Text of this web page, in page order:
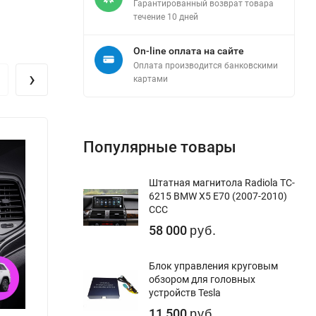
›
Гарантированный возврат товара
течение 10 дней
On-line оплата на сайте
Оплата производится банковскими
картами
Популярные товары
Штатная магнитола Radiola TC-
6215 BMW X5 E70 (2007-2010)
CCC
58 000 руб.
Блок управления круговым
обзором для головных
устройств Tesla
руб.